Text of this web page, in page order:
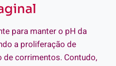
para manter o pH da
a proliferação de
corrimentos. Contudo,